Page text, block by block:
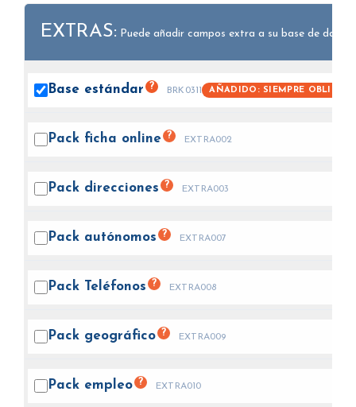
EXTRAS: Puede añadir campos extra a su base de datos.
Base estándar ? BRK0311 AÑADIDO: SIEMPRE
Pack ficha online ? EXTRA002
Pack direcciones ? EXTRA003
Pack autónomos ? EXTRA007
Pack Teléfonos ? EXTRA008
Pack geográfico ? EXTRA009
Pack empleo ? EXTRA010